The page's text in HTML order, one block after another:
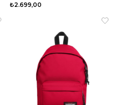
₺2.699,00